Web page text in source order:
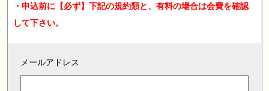
・申込前に【必ず】下記の規約類と、有料の場合は会費を確認
して下さい。
メールアドレス